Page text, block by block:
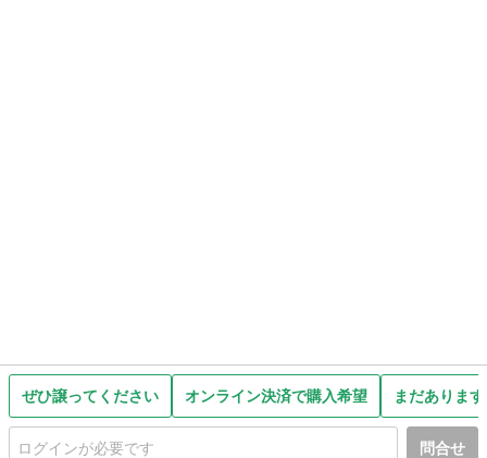
ぜひ譲ってください オンライン決済で購入希望 まだありま
問合せ